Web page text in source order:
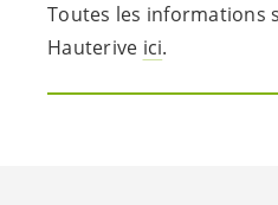
Toutes les informations
Hauterive ici.